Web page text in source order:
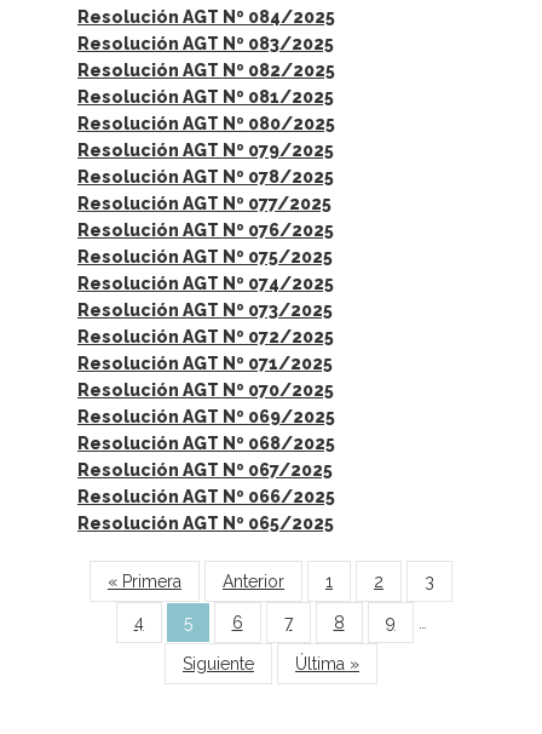
Resolución AGT Nº 084/2025
Resolución AGT Nº 083/2025
Resolución AGT Nº 082/2025
Resolución AGT Nº 081/2025
Resolución AGT Nº 080/2025
Resolución AGT Nº 079/2025
Resolución AGT Nº 078/2025
Resolución AGT Nº 077/2025
Resolución AGT Nº 076/2025
Resolución AGT Nº 075/2025
Resolución AGT Nº 074/2025
Resolución AGT Nº 073/2025
Resolución AGT Nº 072/2025
Resolución AGT Nº 071/2025
Resolución AGT Nº 070/2025
Resolución AGT Nº 069/2025
Resolución AGT Nº 068/2025
Resolución AGT Nº 067/2025
Resolución AGT Nº 066/2025
Resolución AGT Nº 065/2025
Páginas
« Primera Anterior 1 2 3
4 5 6 7 8 9
Siguiente Última »